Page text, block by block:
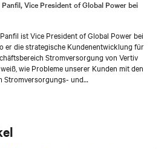
Vice President of Global Power bei
ist Vice President of Global Power bei
er die strategische Kundenentwicklung für
Stromversorgung von Vertiv
wie Probleme unserer Kunden mit den
Stromversorgungs- und
zu gewährleisten. Mit fast 30 Jahren